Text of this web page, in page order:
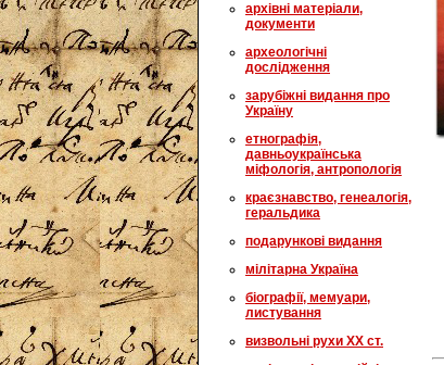
архівні матеріали,
документи
археологічні
дослідження
зарубіжні видання про
Україну
етнографія,
давньоукраїнська
міфологія, антропологія
краєзнавство, генеалогія,
геральдика
подарункові видання
мілітарна Україна
біографії, мемуари,
листування
визвольні рухи XX ст.